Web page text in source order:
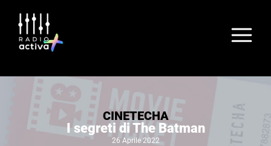
CINETECHA
I segreti di The Batman
26 Aprile 2022